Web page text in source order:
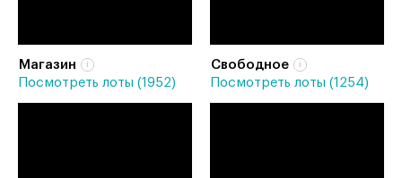
Магазин
Посмотреть лоты (1952)
Свободное
Посмотреть лоты (1254)